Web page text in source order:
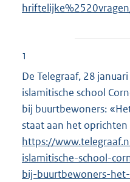
l
i
:
1
De Telegraaf, 28
islamitische school
bij buurtbewoners:
staat aan het oprichten
https://
islamitische-school-
bij-buurtbewoners-